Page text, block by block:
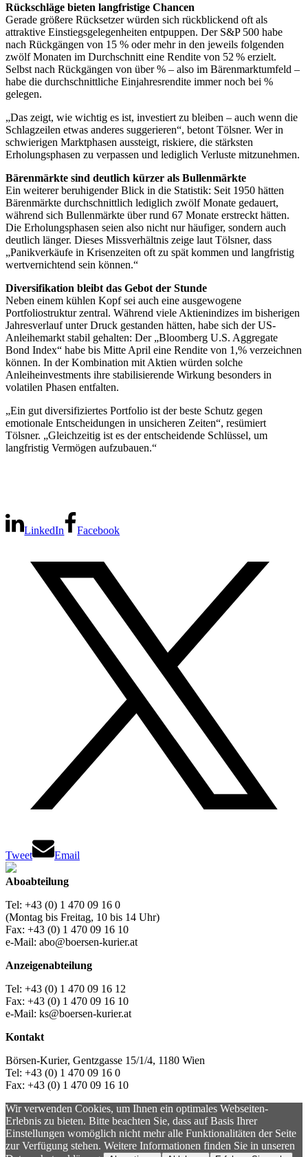
Rückschläge bieten langfristige Chancen
Gerade größere Rücksetzer würden sich rückblickend oft als
attraktive Einstiegsgelegenheiten entpuppen. Der S&P 500 habe
nach Rückgängen von 15 % oder mehr in den jeweils folgenden
zwölf Monaten im Durchschnitt eine Rendite von 52 % erzielt.
Selbst nach Rückgängen von über % – also im Bärenmarktumfeld –
habe die durchschnittliche Einjahresrendite immer noch bei %
gelegen.
„Das zeigt, wie wichtig es ist, investiert zu bleiben – auch wenn die
Schlagzeilen etwas anderes suggerieren“, betont Tölsner. Wer in
schwierigen Marktphasen aussteigt, riskiere, die stärksten
Erholungsphasen zu verpassen und lediglich Verluste mitzunehmen.
Bärenmärkte sind deutlich kürzer als Bullenmärkte
Ein weiterer beruhigender Blick in die Statistik: Seit 1950 hätten
Bärenmärkte durchschnittlich lediglich zwölf Monate gedauert,
während sich Bullenmärkte über rund 67 Monate erstreckt hätten.
Die Erholungsphasen seien also nicht nur häufiger, sondern auch
deutlich länger. Dieses Missverhältnis zeige laut Tölsner, dass
„Panikverkäufe in Krisenzeiten oft zu spät kommen und langfristig
wertvernichtend sein können.“
Diversifikation bleibt das Gebot der Stunde
Neben einem kühlen Kopf sei auch eine ausgewogene
Portfoliostruktur zentral. Während viele Aktienindizes im bisherigen
Jahresverlauf unter Druck gestanden hätten, habe sich der US-
Anleihemarkt stabil gehalten: Der „Bloomberg U.S. Aggregate
Bond Index“ habe bis Mitte April eine Rendite von 1,% verzeichnen
können. In der Kombination mit Aktien würden solche
Anleiheinvestments ihre stabilisierende Wirkung besonders in
volatilen Phasen entfalten.
„Ein gut diversifiziertes Portfolio ist der beste Schutz gegen
emotionale Entscheidungen in unsicheren Zeiten“, resümiert
Tölsner. „Gleichzeitig ist es der entscheidende Schlüssel, um
langfristig Vermögen aufzubauen.“
LinkedIn Facebook
Tweet Email
Aboabteilung
Tel: +43 (0) 1 470 09 16 0
(Montag bis Freitag, 10 bis 14 Uhr)
Fax: +43 (0) 1 470 09 16 10
e-Mail: abo@boersen-kurier.at
Anzeigenabteilung
Tel: +43 (0) 1 470 09 16 12
Fax: +43 (0) 1 470 09 16 10
e-Mail: ks@boersen-kurier.at
Kontakt
Börsen-Kurier, Gentzgasse 15/1/4, 1180 Wien
Tel: +43 (0) 1 470 09 16 0
Fax: +43 (0) 1 470 09 16 10
Wir verwenden Cookies, um Ihnen ein optimales Webseiten-
Erlebnis zu bieten. Bitte beachten Sie, dass auf Basis Ihrer
Einstellungen womöglich nicht mehr alle Funktionalitäten der Seite
zur Verfügung stehen. Weitere Informationen finden Sie in unseren